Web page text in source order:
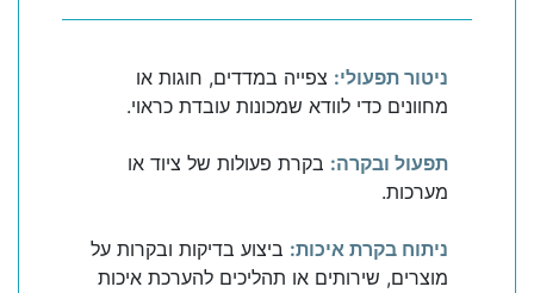
ניטור תפעולי: צפייה במדדים, חוגות או
מחוונים כדי לוודא שמכונות עובדת כראוי.
תפעול ובקרה: בקרת פעולות של ציוד או
מערכות.
ניתוח בקרת איכות: ביצוע בדיקות ובקרות על
מוצרים, שירותים או תהליכים להערכת איכות